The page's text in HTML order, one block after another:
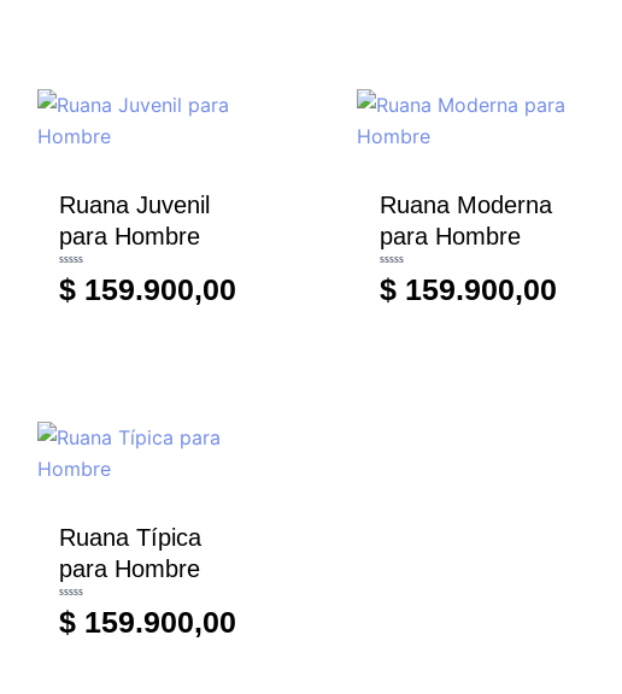
Ruana Juvenil
para Hombre
Valorado
con
0
$ 159.900,00
Ruana Moderna
para Hombre
Valorado
con
0
$159.900,00
Ruana Típica
para Hombre
Valorado
con
0
$ 159.900,00